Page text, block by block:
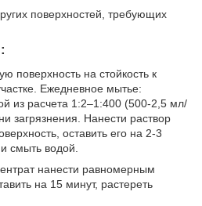
поверхностей, требующих
поверхность на стойкость к
Ежедневное мытье:
из расчета 1:2–1:400 (500-2,5 мл/
загрязнения. Нанести раствор
оставить его на 2-3
смыть водой.
нанести равномерным
на 15 минут, растереть